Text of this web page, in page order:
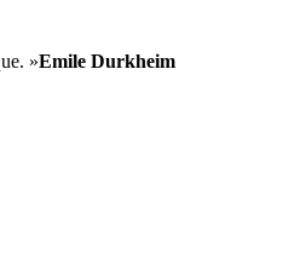
»Emile Durkheim